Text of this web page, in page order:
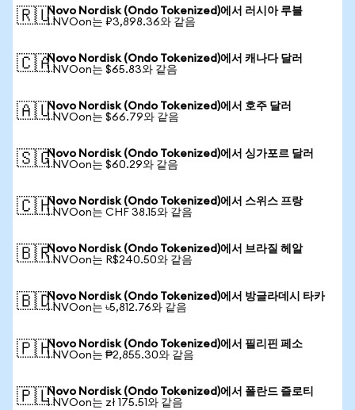
🇷🇺Novo Nordisk (Ondo Tokenized)에서 러시아 루블
1 NVOon는 ₽3,898.36와 같음
🇨🇦Novo Nordisk (Ondo Tokenized)에서 캐나다 달러
1 NVOon는 $65.83와 같음
🇦🇺Novo Nordisk (Ondo Tokenized)에서 호주 달러
1 NVOon는 $66.79와 같음
🇸🇬Novo Nordisk (Ondo Tokenized)에서 싱가포르 달러
1 NVOon는 $60.29와 같음
🇨🇭Novo Nordisk (Ondo Tokenized)에서 스위스 프랑
1 NVOon는 CHF 38.15와 같음
🇧🇷Novo Nordisk (Ondo Tokenized)에서 브라질 헤알
1 NVOon는 R$240.50와 같음
🇧🇩Novo Nordisk (Ondo Tokenized)에서 방글라데시 타카
1 NVOon는 ৳5,812.76와 같음
🇵🇭Novo Nordisk (Ondo Tokenized)에서 필리핀 페소
1 NVOon는 ₱2,855.30와 같음
🇵🇱Novo Nordisk (Ondo Tokenized)에서 폴란드 즐로티
1 NVOon는 zł 175.51와 같음